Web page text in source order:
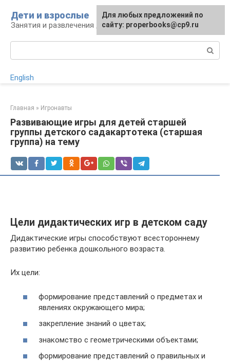
контенту
Дети и взрослые
Занятия и развлечения для дошкольников
English
Главная » Игронавты
Развивающие игры для детей старшей
группы детского садакартотека (старшая
группа) на тему
Цели дидактических игр в детском саду
Дидактические игры способствуют всестороннему
развитию ребенка дошкольного возраста.
Их цели:
формирование представлений о предметах и
явлениях окружающего мира;
закрепление знаний о цветах;
знакомство с геометрическими объектами;
формирование представлений о правильных и
Для любых предложений по
сайту: properbooks@cp9.ru